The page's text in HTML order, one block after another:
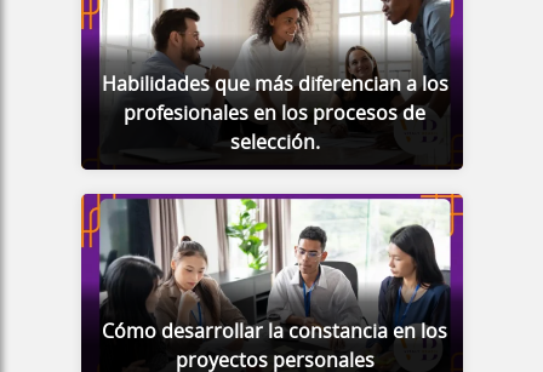
Habilidades que más diferencian a los
profesionales en los procesos de
selección.
Cómo desarrollar la constancia en los
proyectos personales